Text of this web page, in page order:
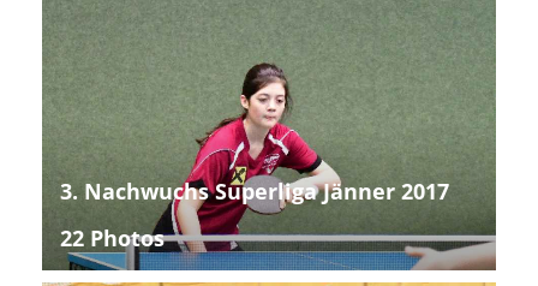
3. Nachwuchs Superliga Jänner 2017
22 Photos